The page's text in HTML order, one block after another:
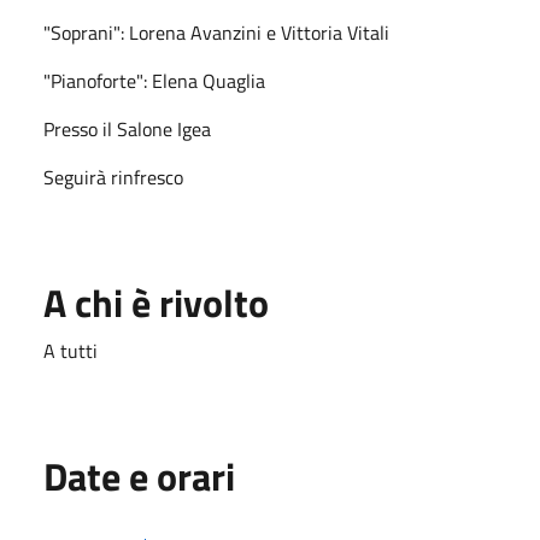
"Soprani": Lorena Avanzini e Vittoria Vitali
"Pianoforte": Elena Quaglia
Presso il Salone Igea
Seguirà rinfresco
A chi è rivolto
A tutti
Date e orari